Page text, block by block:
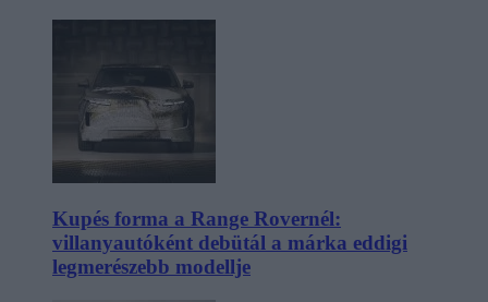
Kupés forma a Range Rovernél:
villanyautóként debütál a márka eddigi
legmerészebb modellje